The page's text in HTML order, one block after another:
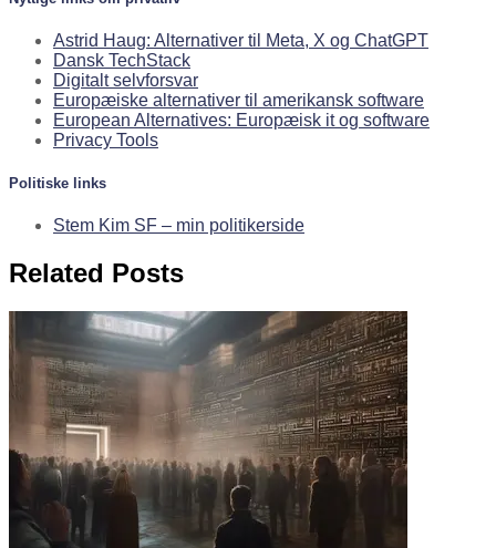
Astrid Haug: Alternativer til Meta, X og ChatGPT
Dansk TechStack
Digitalt selvforsvar
Europæiske alternativer til amerikansk software
European Alternatives: Europæisk it og software
Privacy Tools
Politiske links
Stem Kim SF – min politikerside
Related Posts